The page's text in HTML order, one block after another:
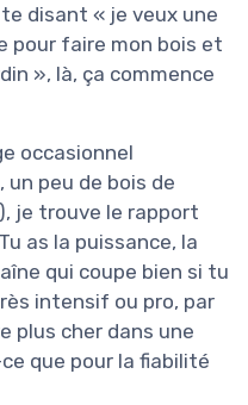
disant « je veux une
pour faire mon bois et
», là, ça commence
occasionnel
un peu de bois de
je trouve le rapport
as la puissance, la
qui coupe bien si tu
intensif ou pro, par
plus cher dans une
que pour la fiabilité